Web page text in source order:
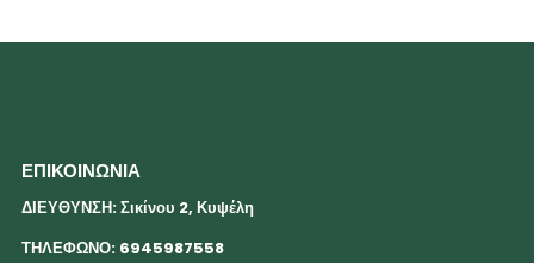
ΕΠΙΚΟΙΝΩΝΙΑ
ΔΙΕΥΘΥΝΣΗ: Σικίνου 2, Κυψέλη
ΤΗΛΕΦΩΝΟ: 6945987558